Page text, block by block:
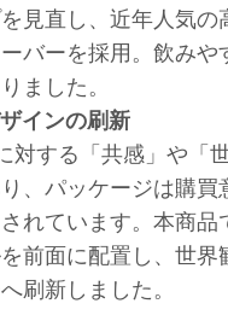
見直し、近年人気の
バーを採用。飲みや
ました。
インの刷新
対する「共感」や「
、パッケージは購買
れています。本商品
前面に配置し、世界
刷新しました。